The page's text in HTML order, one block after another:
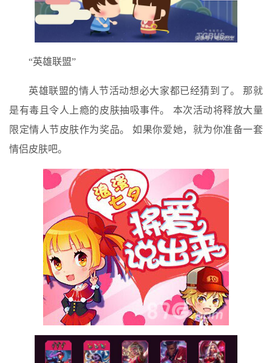
“英雄联盟”
英雄联盟的情人节活动想必大家都已经猜到了。 那就
是有毒且令人上瘾的皮肤抽吸事件。 本次活动将释放大量
限定情人节皮肤作为奖品。 如果你爱她，就为你准备一套
情侣皮肤吧。